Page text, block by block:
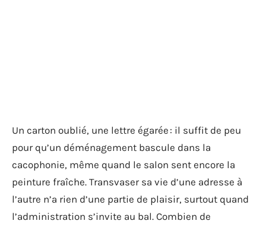
Un carton oublié, une lettre égarée : il suffit de peu
pour qu’un déménagement bascule dans la
cacophonie, même quand le salon sent encore la
peinture fraîche. Transvaser sa vie d’une adresse à
l’autre n’a rien d’une partie de plaisir, surtout quand
l’administration s’invite au bal. Combien de